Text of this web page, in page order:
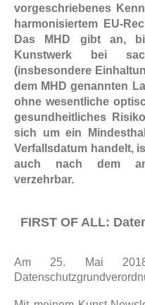
vorgeschriebenes
harmonisiertem EU-
Das MHD gibt an,
Kunstwerk bei
(insbesondere
dem MHD genannten
ohne wesentliche
gesundheitliches
sich um ein
Verfallsdatum handelt,
auch nach dem
verzehrbar.
FIRST OF ALL:
Am 25. Mai